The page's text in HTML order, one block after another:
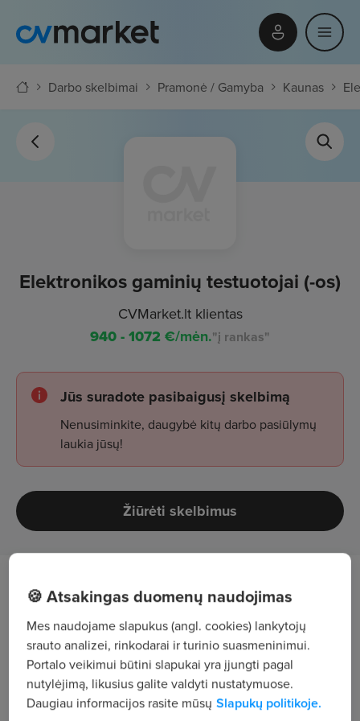
Darbo skelbimai Pramonė / Gamyba Kaunas
Elektronikos gaminių testuotojai (-os)
CVMarket.lt klientas
940 - 1072 €/mėn."į rankas"
Jūs suradote pasibaigusį skelbimą
Nenusiminkite, daugybė kitų darbo pasiūlymų
laukia jūsų!
Žiūrėti skelbimus
Tavęs laukia
elektronikos gaminių testavimas.
Sudomino?Nelauk rytojaus, kandidatuokarba
skambink mums dabar telefonu:+370 689
84586, pasikalbėsime!
🍪 Atsakingas duomenų naudojimas
Mes naudojame slapukus (angl. cookies) lankytojų
srauto analizei, rinkodarai ir turinio suasmeninimui.
Portalo veikimui būtini slapukai yra įjungti pagal
nutylėjimą, likusius galite valdyti nustatymuose.
Daugiau informacijos rasite mūsų Slapukų politikoje.